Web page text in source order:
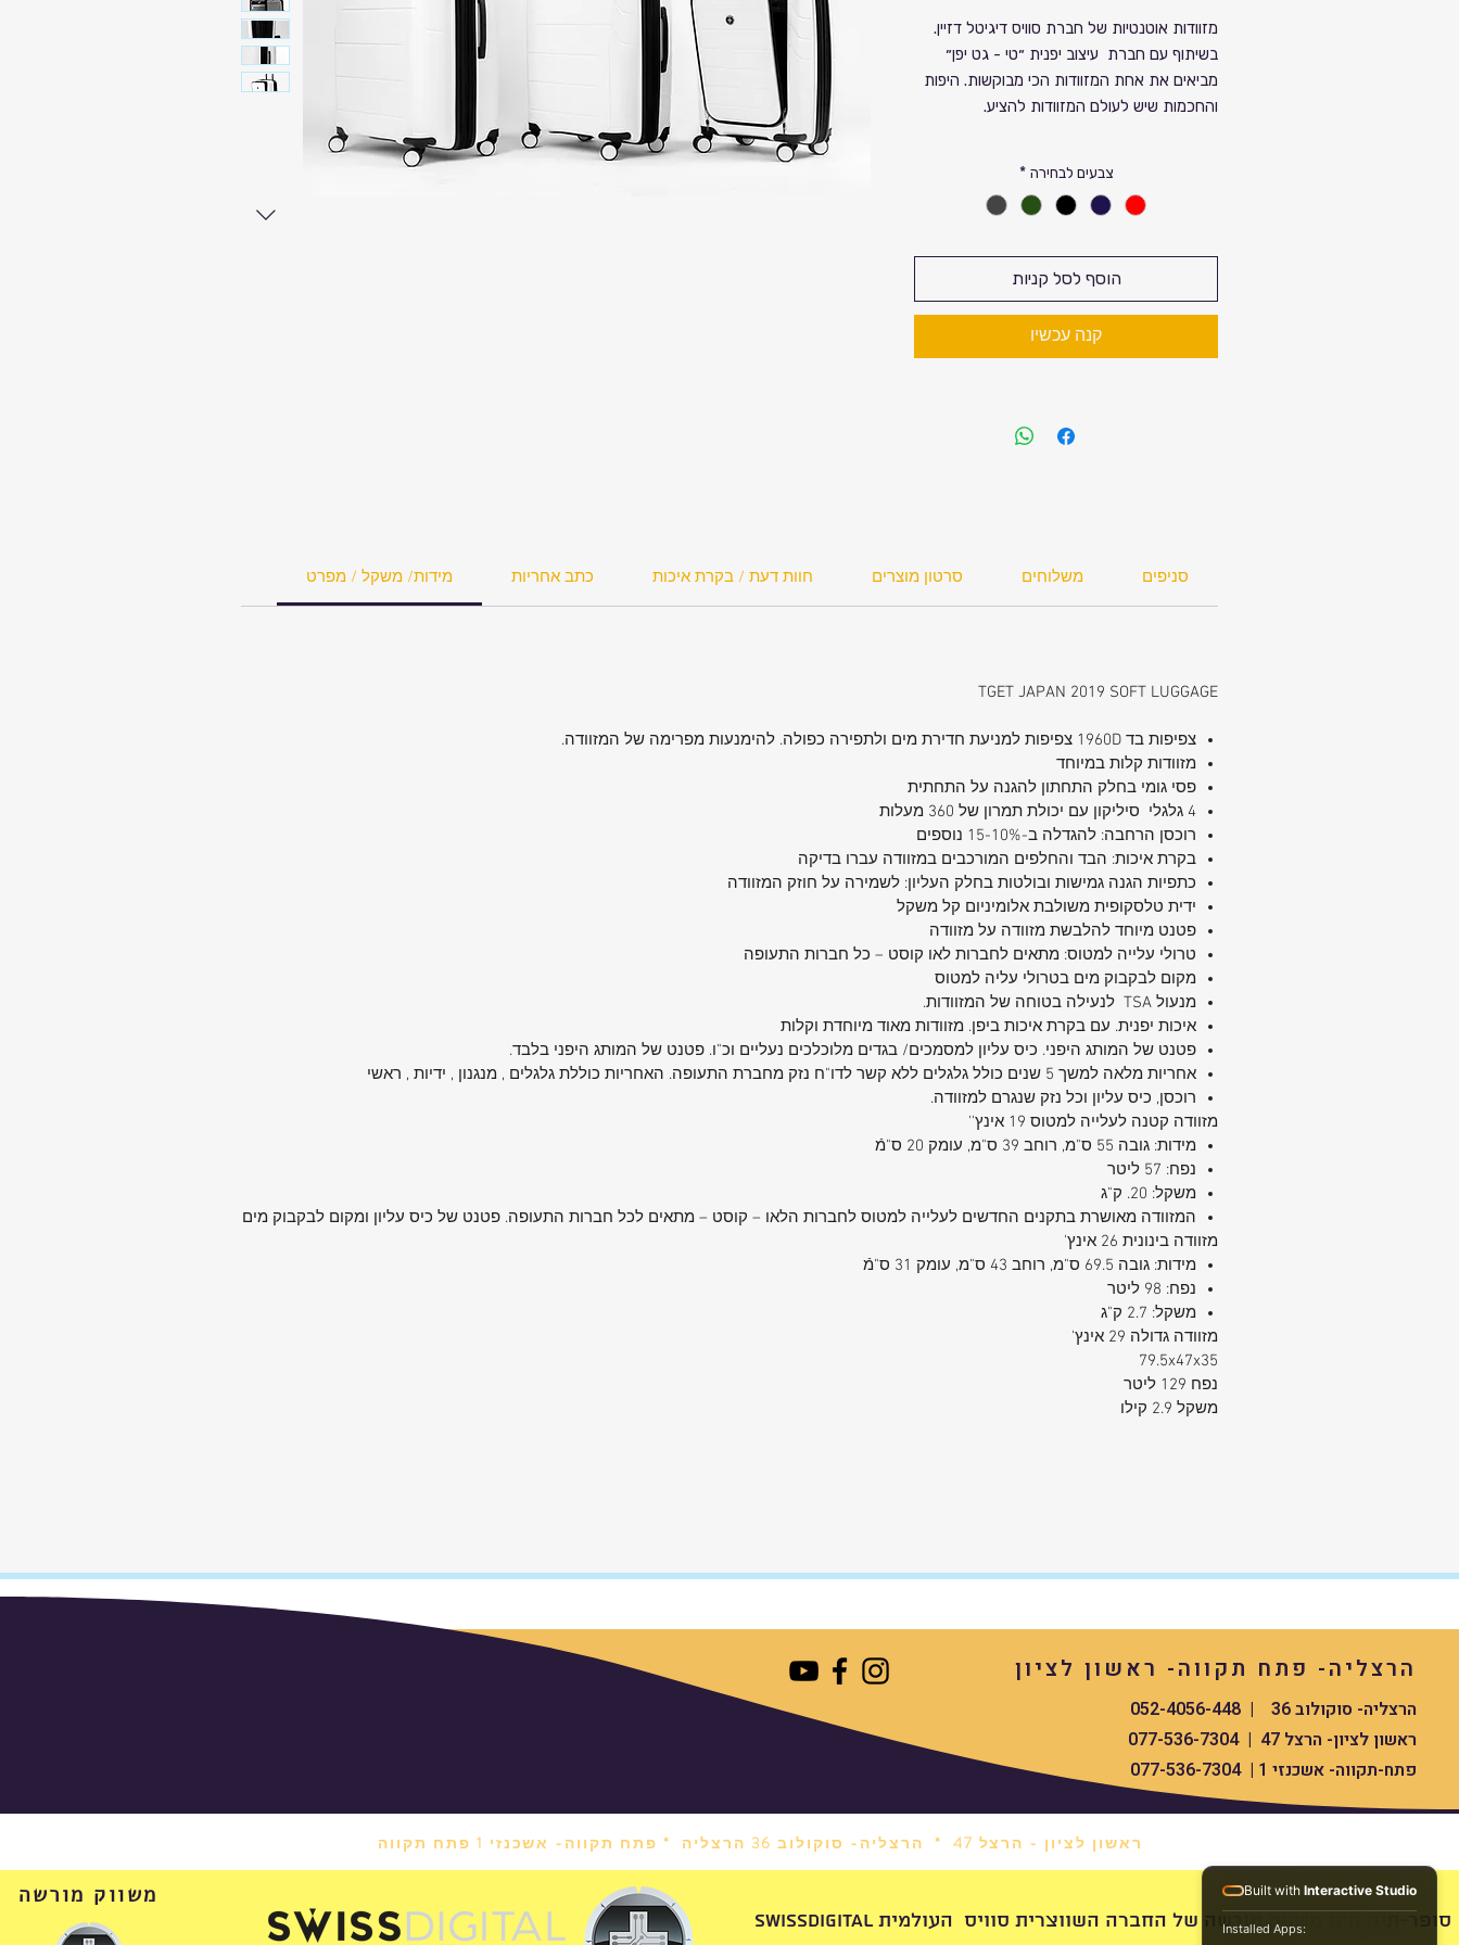
רגיל
מחיר
מבצע
מזוודות אוטנטיות של חברת סוויס דיגיטל דזיין.
בשיתוף עם חברת עיצוב יפנית ״טי - גט יפן״
מביאים את אחת המזוודות הכי מבוקשות. היפות
והחכמות שיש לעולם המזוודות להציע.
פרוליפרופילן- בציפוי אלומיניום לגמישות וחוזק
מירבי במסגרת המזוודה. כפטנט ייחודי השומר על
קלה יותר וגמישה יותר.
ומאוד איכותית. היום גם הגודל הבינוני והמזוודה
החכמה לעלייה למטוס מגיעים עם ציפוי
המזוודה כלל אינו מורגש גם במשקלים כבדים
צבעים לבחירה *
הוסף לסל קניות
קנה עכשיו
מידות/ משקל / מפרט כתב אחריות חוות דעת / בקרת איכות סרטון מוצרים משלוחים סניפים
TGET JAPAN 2019 SOFT LUGGAGE
צפיפות בד 1960 D
צפיפות למניעת חדירת מים ולתפירה כפולה. להימנעות מפרימה של המזוודה.
מזוודות קלות במיוחד
פסי גומי בחלק התחתון להגנה על התחתית
4 גלגלי סיליקון עם יכולת תמרון של 360 מעלות
רוכסן הרחבה: להגדלה ב-15-10% נוספים
בקרת איכות: הבד והחלפים המורכבים במזוודה עברו בדיקה
כתפיות הגנה גמישות ובולטות בחלק העליון: לשמירה על חוזק המזוודה
ידית טלסקופית משולבת אלומיניום קל משקל
פטנט מיוחד להלבשת מזוודה על מזוודה
טרולי עלייה למטוס: מתאים לחברות לאו קוסט – כל חברות התעופה
מקום לבקבוק מים בטרולי עליה למטוס
מנעול TSA לנעילה בטוחה של המזוודות.
איכות יפנית. עם בקרת איכות ביפן. מזוודות מאוד מיוחדת וקלות
פטנט של המותג היפני. כיס עליון למסמכים/ בגדים מלוכלכים נעליים וכ"ו. פטנט של המותג היפני בלבד.
אחריות מלאה למשך 5 שנים כולל גלגלים ללא קשר לדו"ח נזק מחברת התעופה. האחריות כוללת גלגלים , מנגנון , ידיות , ראשי
רוכסן, כיס עליון וכל נזק שנגרם למזוודה.
מזוודה קטנה לעלייה למטוס 19 אינץ'
'
מידות: גובה 55 ס"מ, רוחב 39 ס"מ, עומק 20 ס"מֿ
נפח: 57 ליטר
משקל: 20. ק"ג
המזוודה מאושרת בתקנים החדשים לעלייה למטוס לחברות הלאו – קוסט – מתאים לכל חברות התעופה. פטנט של כיס עליון ומקום לבקבוק מים
מזוודה בינונית 26 אינץ
'
מידות: גובה 69.5 ס"מ, רוחב 43 ס"מ, עומק 31 ס"מֿ
נפח: 98 ליטר
משקל: 2.7 ק"ג
מזוודה גדולה 29 אינץ
'
79.5x47x35
נפח 129 ליטר
משקל 2.9 קילו
הרצליה- פתח תקווה- ראשון לציון
הרצליה- סוקולוב 36 | 052-4056-448
ראשון לציון- הרצל 47 | 077-536-7304
פתח-תקווה- אשכנזי 1 | 077-536-7304
ראשון לציון - הרצל 47 * הרצליה- סוקולוב 36 הרצליה * פתח תקווה- אשכנזי 1 פתח תקווה
משווק מורשה Built with Interactive Studio
Installed Apps: